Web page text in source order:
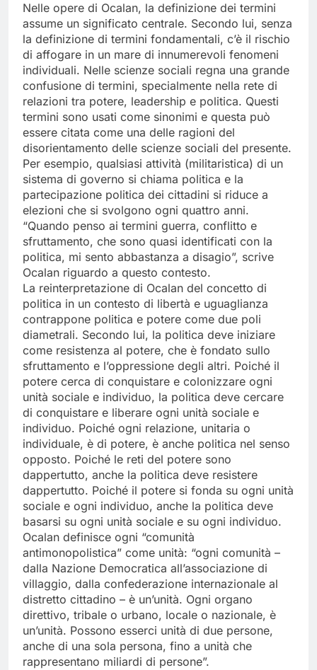
Nelle opere di Ocalan, la definizione dei termini
assume un significato centrale. Secondo lui, senza
la definizione di termini fondamentali, c’è il rischio
di affogare in un mare di innumerevoli fenomeni
individuali. Nelle scienze sociali regna una grande
confusione di termini, specialmente nella rete di
relazioni tra potere, leadership e politica. Questi
termini sono usati come sinonimi e questa può
essere citata come una delle ragioni del
disorientamento delle scienze sociali del presente.
Per esempio, qualsiasi attività (militaristica) di un
sistema di governo si chiama politica e la
partecipazione politica dei cittadini si riduce a
elezioni che si svolgono ogni quattro anni.
“Quando penso ai termini guerra, conflitto e
sfruttamento, che sono quasi identificati con la
politica, mi sento abbastanza a disagio”, scrive
Ocalan riguardo a questo contesto.
La reinterpretazione di Ocalan del concetto di
politica in un contesto di libertà e uguaglianza
contrappone politica e potere come due poli
diametrali. Secondo lui, la politica deve iniziare
come resistenza al potere, che è fondato sullo
sfruttamento e l’oppressione degli altri. Poiché il
potere cerca di conquistare e colonizzare ogni
unità sociale e individuo, la politica deve cercare
di conquistare e liberare ogni unità sociale e
individuo. Poiché ogni relazione, unitaria o
individuale, è di potere, è anche politica nel senso
opposto. Poiché le reti del potere sono
dappertutto, anche la politica deve resistere
dappertutto. Poiché il potere si fonda su ogni unità
sociale e ogni individuo, anche la politica deve
basarsi su ogni unità sociale e su ogni individuo.
Ocalan definisce ogni “comunità
antimonopolistica” come unità: “ogni comunità –
dalla Nazione Democratica all’associazione di
villaggio, dalla confederazione internazionale al
distretto cittadino – è un’unità. Ogni organo
direttivo, tribale o urbano, locale o nazionale, è
un’unità. Possono esserci unità di due persone,
anche di una sola persona, fino a unità che
rappresentano miliardi di persone”.